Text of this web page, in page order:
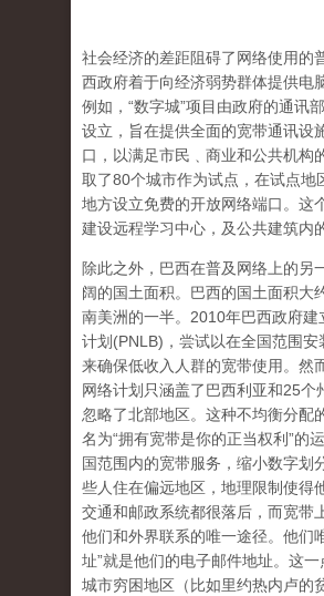
社会经济的差距阻碍了网络使用的
西政府着于向经济弱势群体提供电
例如，“数字城”项目由政府的通讯
设立，旨在提供全面的宽带通讯设
口，以满足市民﹑商业和公共机构
取了80个城市作为试点，在试点地
地方设立免费的开放网络端口。这
建设远程学习中心，及公共建筑内
除此之外，巴西在普及网络上的另
阔的国土面积。巴西的国土面积大
南美洲的一半。2010年巴西政府建
计划(PNLB)，尝试以在全国范围安
来确保低收入人群的宽带使用。然
网络计划只涵盖了巴西利亚和25个
忽略了北部地区。这种不均衡分配
名为“拥有宽带是你的正当权利”的
国范围内的宽带服务，缩小数字划
些人住在偏远地区，地理限制使得
交通和邮政系统都很落后，而宽带
他们和外界联系的唯一途径。他们
址”就是他们的电子邮件地址。这
城市穷困地区（比如里约热内卢的